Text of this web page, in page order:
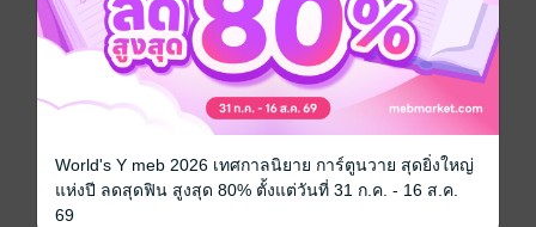
วันที่วางขาย 29 กันยายน 2561
ความยาว 428 หน้า (≈ 68,218 คำ)
279 บาท (ประหยัด 32%)
เรื่องที่คุณน่าจะสนใจ
World's Y meb 2026 เทศกาลนิยาย การ์ตูนวาย สุดยิ่งใหญ่
แห่งปี ลดสุดฟิน สูงสุด 80% ตั้งแต่วันที่ 31 ก.ค. - 16 ส.ค.
69